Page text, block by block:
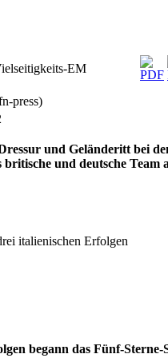
EM
press)
und Geländeritt bei
britische und deutsche Team
italienischen Erfolgen
begann das Fünf-